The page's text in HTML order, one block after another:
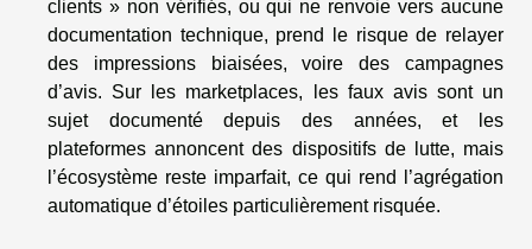
clients » non vérifiés, ou qui ne renvoie vers aucune
documentation technique, prend le risque de relayer
des impressions biaisées, voire des campagnes
d’avis. Sur les marketplaces, les faux avis sont un
sujet documenté depuis des années, et les
plateformes annoncent des dispositifs de lutte, mais
l’écosystème reste imparfait, ce qui rend l’agrégation
automatique d’étoiles particulièrement risquée.